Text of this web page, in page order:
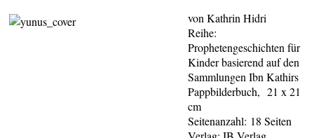
von Kathrin Hidri
Reihe:
Prophetengeschichten für
Kinder basierend auf den
Sammlungen Ibn Kathirs
Pappbilderbuch, 21 x 21
cm
Seitenanzahl: 18 Seiten